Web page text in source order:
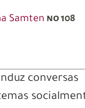
Samten no 108
conversas